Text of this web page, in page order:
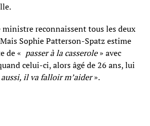
reconnaissent tous les deux
Sophie Patterson-Spatz estime
de « passer à la casserole» avec
celui-ci, alors âgé de 26 ans, lui
aussi, il va falloir m’aider».